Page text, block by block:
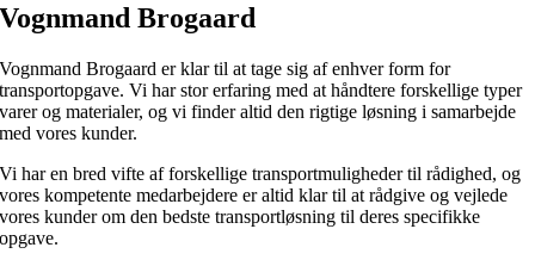
Vognmand Brogaard
Vognmand Brogaard er klar til at tage sig af enhver form for
transportopgave. Vi har stor erfaring med at håndtere forskellige typer
varer og materialer, og vi finder altid den rigtige løsning i samarbejde
med vores kunder.
Vi har en bred vifte af forskellige transportmuligheder til rådighed, og
vores kompetente medarbejdere er altid klar til at rådgive og vejlede
vores kunder om den bedste transportløsning til deres specifikke
opgave.